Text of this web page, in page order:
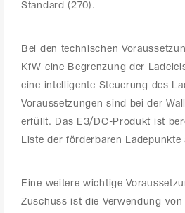
Standard (270).
Bei den technischen
KfW eine Begrenzung der
eine intelligente Steuerung des
Voraussetzungen sind bei der
erfüllt. Das E3/DC-Produkt ist
Liste der förderbaren Ladepunkte
Eine weitere wichtige
Zuschuss ist die Verwendung